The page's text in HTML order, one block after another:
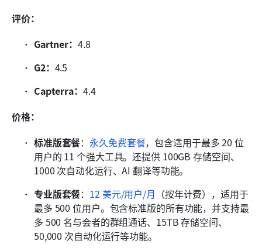
评价：
Gartner： 4.8
G2： 4.5
Capterra： 4.4
价格：
标准版套餐： 永久免费套餐，包含适用于最多 20 位
用户的 11 个强大工具。还提供 100GB 存储空间、
1000 次自动化运行、AI 翻译等功能。
专业版套餐： 12 美元/用户/月 （按年计费），适用于
最多 500 位用户。包含标准版的所有功能，并支持最
多 500 名与会者的群组通话、15TB 存储空间、
50,000 次自动化运行等功能。